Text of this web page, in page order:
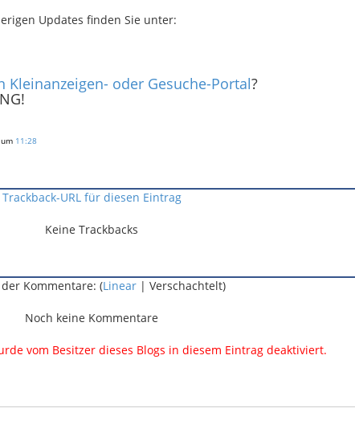
Updates finden Sie unter:
oder Gesuche-Portal?
um 11:28
Trackback-URL für diesen Eintrag
Keine Trackbacks
Kommentare: (Linear| Verschachtelt)
Noch keine Kommentare
vom Besitzer dieses Blogs in diesem Eintrag deaktiviert.